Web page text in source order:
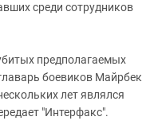
среди сотрудников
предполагаемых
боевиков Майрбек
лет являлся
"Интерфакс".